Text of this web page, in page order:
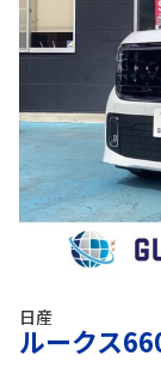
日産
ルークス